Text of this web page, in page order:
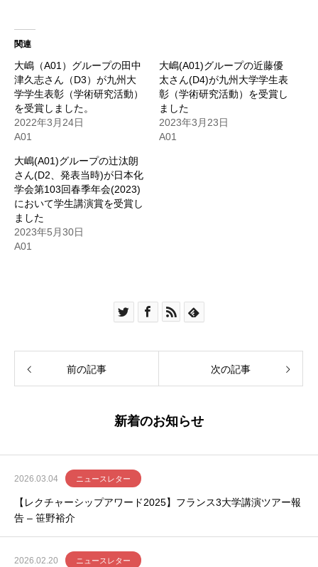
関連
大嶋（A01）グループの田中
津久志さん（D3）が九州大
学学生表彰（学術研究活動）
を受賞しました。
2022年3月24日
A01
大嶋(A01)グループの近藤優
太さん(D4)が九州大学学生表
彰（学術研究活動）を受賞し
ました
2023年3月23日
A01
大嶋(A01)グループの辻汰朗
さん(D2、発表当時)が日本化
学会第103回春季年会(2023)
において学生講演賞を受賞し
ました
2023年5月30日
A01
前の記事 次の記事
新着のお知らせ
2026.03.04 ニュースレター
【レクチャーシップアワード2025】フランス3大学講演ツアー報
告 – 笹野裕介
2026.02.20 ニュースレター